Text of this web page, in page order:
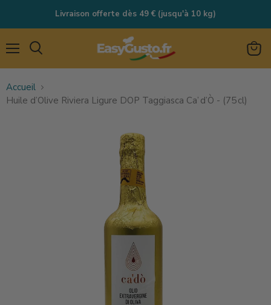
Livraison offerte dès 49 € (jusqu'à 10 kg)
Accueil
Huile d’Olive Riviera Ligure DOP Taggiasca Ca’ d’Ò - (75 cl)